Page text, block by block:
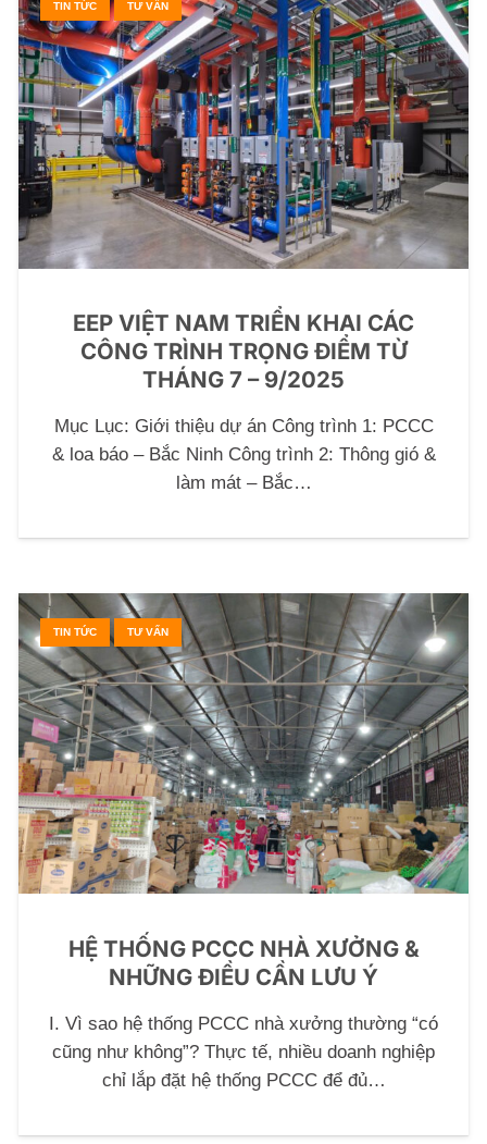
TIN TỨC TƯ VẤN
EEP VIỆT NAM TRIỂN KHAI CÁC
CÔNG TRÌNH TRỌNG ĐIỂM TỪ
THÁNG 7 – 9/2025
Mục Lục: Giới thiệu dự án Công trình 1: PCCC
& loa báo – Bắc Ninh Công trình 2: Thông gió &
làm mát – Bắc…
TIN TỨC TƯ VẤN
HỆ THỐNG PCCC NHÀ XƯỞNG &
NHỮNG ĐIỀU CẦN LƯU Ý
I. Vì sao hệ thống PCCC nhà xưởng thường “có
cũng như không”? Thực tế, nhiều doanh nghiệp
chỉ lắp đặt hệ thống PCCC để đủ…